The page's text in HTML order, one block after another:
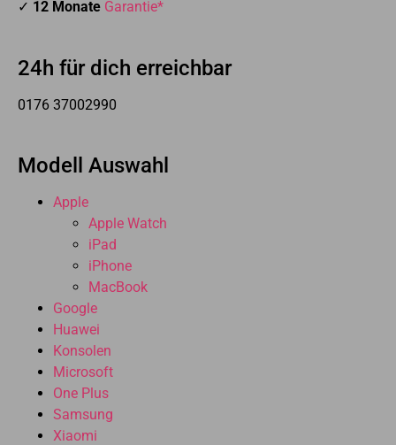
✓ 12 Monate Garantie*
24h für dich erreichbar
0176 37002990
Modell Auswahl
Apple
Apple Watch
iPad
iPhone
MacBook
Google
Huawei
Konsolen
Microsoft
One Plus
Samsung
Xiaomi